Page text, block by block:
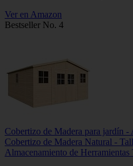
Ver en Amazon
Bestseller No. 4
Cobertizo de Madera para jardín
Cobertizo de Madera Natural -
Almacenamiento de